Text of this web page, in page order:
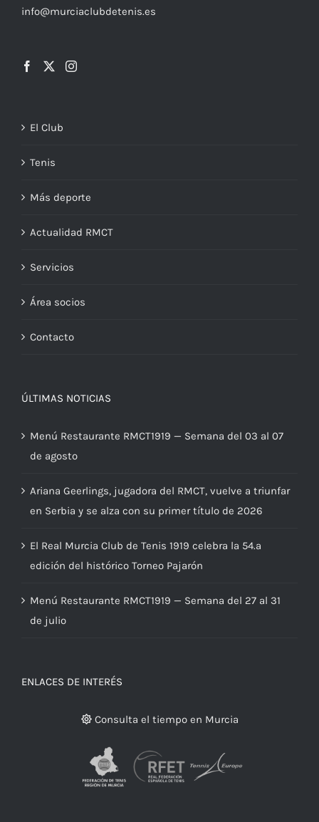
info@murciaclubdetenis.es
El Club
Tenis
Más deporte
Actualidad RMCT
Servicios
Área socios
Contacto
ÚLTIMAS NOTICIAS
Menú Restaurante RMCT1919 — Semana del 03 al 07
de agosto
Ariana Geerlings, jugadora del RMCT, vuelve a triunfar
en Serbia y se alza con su primer título de 2026
El Real Murcia Club de Tenis 1919 celebra la 54.ª
edición del histórico Torneo Pajarón
Menú Restaurante RMCT1919 — Semana del 27 al 31
de julio
ENLACES DE INTERÉS
Consulta el tiempo en Murcia